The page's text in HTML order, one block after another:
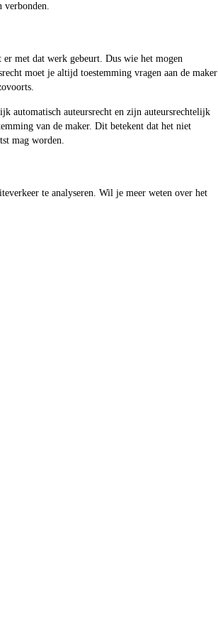
verbonden.
met dat werk gebeurt. Dus wie het mogen
moet je altijd toestemming vragen aan de maker
automatisch auteursrecht en zijn auteursrechtelijk
van de maker. Dit betekent dat het niet
mag worden.
te analyseren. Wil je meer weten over het